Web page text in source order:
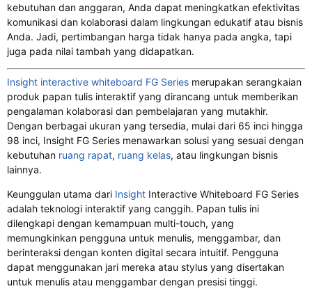
kebutuhan dan anggaran, Anda dapat meningkatkan efektivitas
komunikasi dan kolaborasi dalam lingkungan edukatif atau bisnis
Anda. Jadi, pertimbangan harga tidak hanya pada angka, tapi
juga pada nilai tambah yang didapatkan.
Insight interactive whiteboard FG Series merupakan serangkaian
produk papan tulis interaktif yang dirancang untuk memberikan
pengalaman kolaborasi dan pembelajaran yang mutakhir.
Dengan berbagai ukuran yang tersedia, mulai dari 65 inci hingga
98 inci, Insight FG Series menawarkan solusi yang sesuai dengan
kebutuhan ruang rapat, ruang kelas, atau lingkungan bisnis
lainnya.
Keunggulan utama dari Insight Interactive Whiteboard FG Series
adalah teknologi interaktif yang canggih. Papan tulis ini
dilengkapi dengan kemampuan multi-touch, yang
memungkinkan pengguna untuk menulis, menggambar, dan
berinteraksi dengan konten digital secara intuitif. Pengguna
dapat menggunakan jari mereka atau stylus yang disertakan
untuk menulis atau menggambar dengan presisi tinggi.